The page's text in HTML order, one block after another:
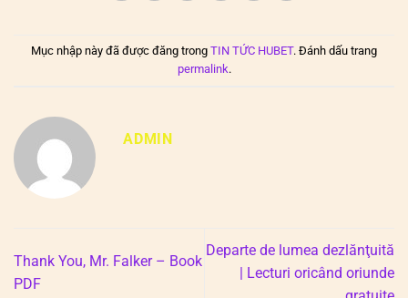
Mục nhập này đã được đăng trong TIN TỨC HUBET. Đánh dấu trang
permalink.
ADMIN
Thank You, Mr. Falker – Book
PDF
Departe de lumea dezlănţuită
| Lecturi oricând oriunde